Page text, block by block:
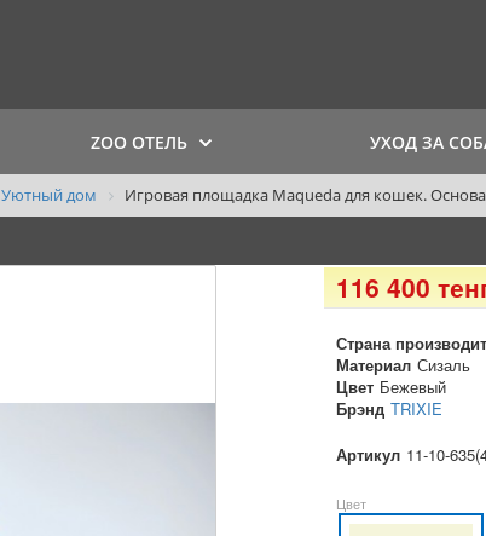
ZOO ОТЕЛЬ УХОД ЗА
Уютный дом Игровая площадка Maqueda для кошек.
116 400
Страна
Материал Сизаль
Цвет Бежевый
Брэнд TRIXIE
Артикул 11-10-
Цвет